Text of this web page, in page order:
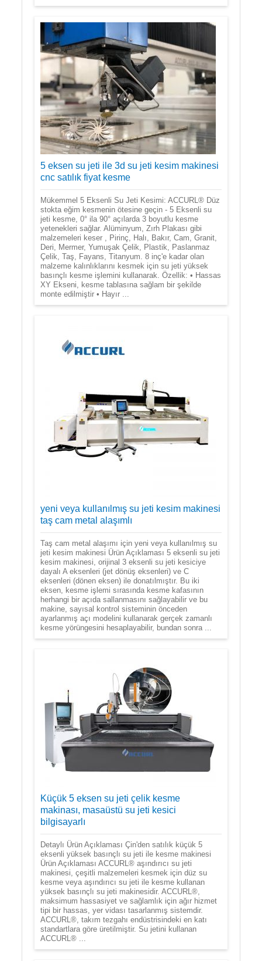
5 eksen su jeti ile 3d su jeti kesim makinesi
cnc satılık fiyat kesme
Mükemmel 5 Eksenli Su Jeti Kesimi: ACCURL® Düz
stokta eğim kesmenin ötesine geçin - 5 Eksenli su
jeti kesme, 0° ila 90° açılarda 3 boyutlu kesme
yetenekleri sağlar. Alüminyum, Zırh Plakası gibi
malzemeleri keser , Pirinç, Halı, Bakır, Cam, Granit,
Deri, Mermer, Yumuşak Çelik, Plastik, Paslanmaz
Çelik, Taş, Fayans, Titanyum. 8 inç'e kadar olan
malzeme kalınlıklarını kesmek için su jeti yüksek
basınçlı kesme işlemini kullanarak. Özellik: • Hassas
XY Ekseni, kesme tablasına sağlam bir şekilde
monte edilmiştir • Hayır ...
yeni veya kullanılmış su jeti kesim makinesi
taş cam metal alaşımlı
Taş cam metal alaşımı için yeni veya kullanılmış su
jeti kesim makinesi Ürün Açıklaması 5 eksenli su jeti
kesim makinesi, orijinal 3 eksenli su jeti kesiciye
dayalı A eksenleri (jet dönüş eksenleri) ve C
eksenleri (dönen eksen) ile donatılmıştır. Bu iki
eksen, kesme işlemi sırasında kesme kafasının
herhangi bir açıda sallanmasını sağlayabilir ve bu
makine, sayısal kontrol sisteminin önceden
ayarlanmış açı modelini kullanarak gerçek zamanlı
kesme yörüngesini hesaplayabilir, bundan sonra ...
Küçük 5 eksen su jeti çelik kesme
makinası, masaüstü su jeti kesici
bilgisayarlı
Detaylı Ürün Açıklaması Çin'den satılık küçük 5
eksenli yüksek basınçlı su jeti ile kesme makinesi
Ürün Açıklaması ACCURL® aşındırıcı su jeti
makinesi, çeşitli malzemeleri kesmek için düz su
kesme veya aşındırıcı su jeti ile kesme kullanan
yüksek basınçlı su jeti makinesidir. ACCURL®,
maksimum hassasiyet ve sağlamlık için ağır hizmet
tipi bir hassas, yer vidası tasarlanmış sistemdir.
ACCURL®, takım tezgahı endüstrisindeki en katı
standartlara göre üretilmiştir. Su jetini kullanan
ACCURL® ...